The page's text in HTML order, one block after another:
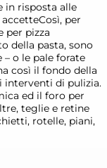
in risposta alle
per
per pizza
della pasta, sono
o le pale forate
così il fondo della
interventi di pulizia.
ed il foro per
teglie e retine
rotelle, piani,